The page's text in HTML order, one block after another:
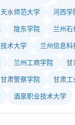
天水师范大学 河西学
陇东学院 兰州石
术大学 兰州信息科
兰州工商学院 甘
甘肃警察学院 甘肃工
酒泉职业技术大学